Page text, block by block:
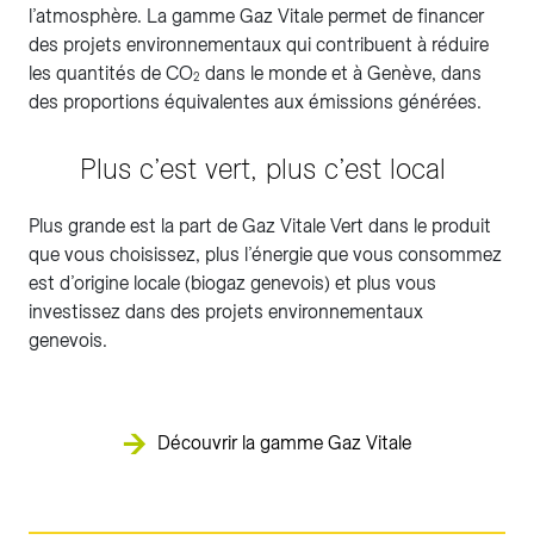
l’atmosphère. La gamme Gaz Vitale permet de financer
des projets environnementaux qui contribuent à réduire
les quantités de CO2 dans le monde et à Genève, dans
des proportions équivalentes aux émissions générées.
Plus c’est vert, plus c’est local
Plus grande est la part de Gaz Vitale Vert dans le produit
que vous choisissez, plus l’énergie que vous consommez
est d’origine locale (biogaz genevois) et plus vous
investissez dans des projets environnementaux
genevois.
Découvrir la gamme Gaz Vitale